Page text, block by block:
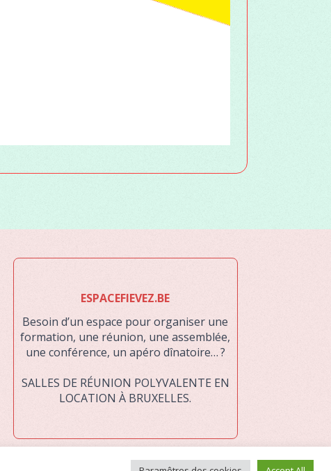
ESPACEFIEVEZ.BE
Besoin d’un espace pour organiser une
formation, une réunion, une assemblée,
une conférence, un apéro dînatoire… ?
SALLES DE RÉUNION POLYVALENTE EN
LOCATION À BRUXELLES.